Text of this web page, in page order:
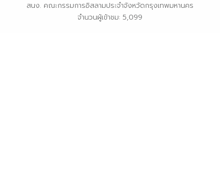
นราธิวาส
สนง. คณะกรรมการอิสลามประจำจังหวัดกรุงเทพมหานคร
จำนวนผู้เข้าชม: 5,099